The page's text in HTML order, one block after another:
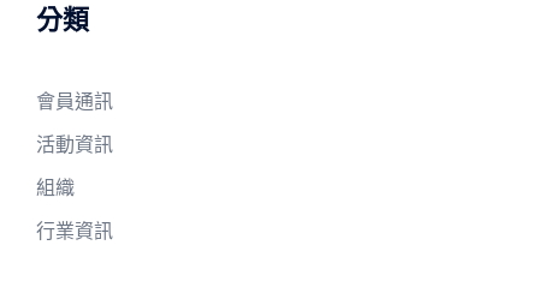
分類
會員通訊
活動資訊
組織
行業資訊